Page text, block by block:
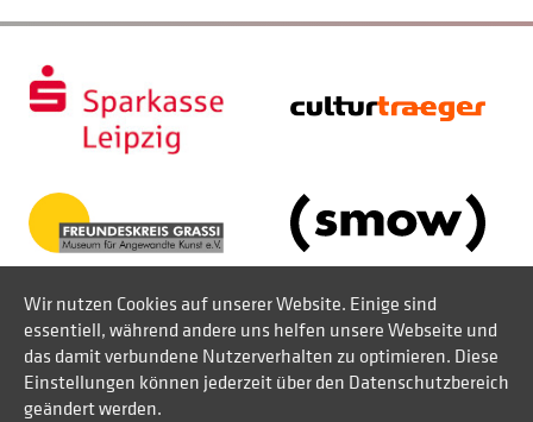
Wir nutzen Cookies auf unserer Website. Einige sind
essentiell, während andere uns helfen unsere Webseite und
das damit verbundene Nutzerverhalten zu optimieren. Diese
Einstellungen können jederzeit über den Datenschutzbereich
geändert werden.